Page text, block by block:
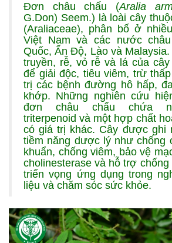
Đơn châu chấu (Aralia
G.Don) Seem.) là loài cây
(Araliaceae), phân bố ở
Việt Nam và các nước
Quốc, Ấn Độ, Lào và
truyền, rễ, vỏ rễ và lá của
để giải độc, tiêu viêm, trừ
trị các bệnh đường hô hấp,
khớp. Những nghiên cứu
đơn châu chấu chứa
triterpenoid và một hợp chất
có giá trị khác. Cây được ghi
tiềm năng dược lý như chống
khuẩn, chống viêm, bảo vệ
cholinesterase và hỗ trợ
triển vọng ứng dụng trong
liệu và chăm sóc sức khỏe.